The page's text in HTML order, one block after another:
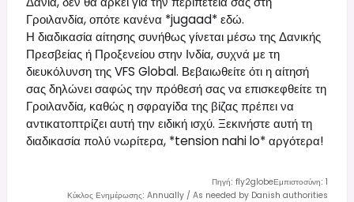
Γροιλανδία, οπότε κανένα *jugaad* εδώ.
Η διαδικασία αίτησης συνήθως γίνεται μέσω της Δανικής
Πρεσβείας ή Προξενείου στην Ινδία, συχνά με τη
διευκόλυνση της VFS Global. Βεβαιωθείτε ότι η αίτησή
σας δηλώνει σαφώς την πρόθεσή σας να επισκεφθείτε τη
Γροιλανδία, καθώς η σφραγίδα της βίζας πρέπει να
αντικατοπτρίζει αυτή την ειδική ισχύ. Ξεκινήστε αυτή τη
διαδικασία πολύ νωρίτερα, *tension nahi lo* αργότερα!
Πηγή: fly2globeΕμπιστοσύνη: 1
Κύκλος Ενημέρωσης: Annually / As needed by Danish authorities